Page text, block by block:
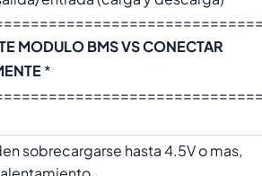
MODULO BMS VS CONECTAR
*
sobrecargarse hasta 4.5V o mas,